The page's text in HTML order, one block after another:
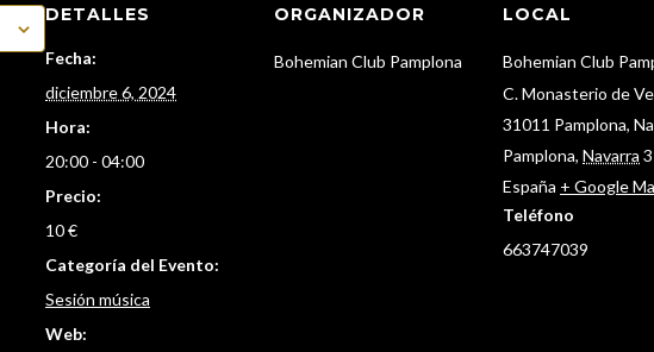
DETALLES
Fecha:
diciembre 6, 2024
Hora:
20:00 - 04:00
Precio:
10 €
Categoría del Evento:
Sesión música
Web:
ORGANIZADOR
Bohemian Club Pamplona
LOCAL
Bohemian Club
C. Monasterio de
31011 Pamplona,
Pamplona, Navarra
España + Google
Teléfono
663747039